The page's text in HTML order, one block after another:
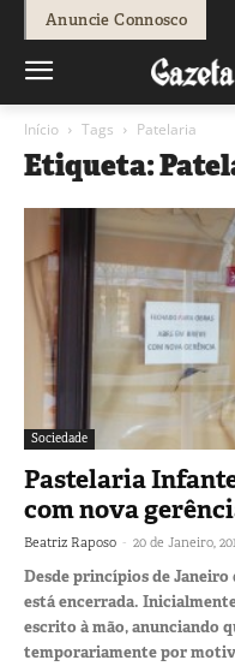
Anuncie Connosco
Início Tags Patelaria
Etiqueta:
Sociedade
Pastelaria
com nova
Beatriz Raposo - 20 de Janeiro,
Desde princípios de
está encerrada.
escrito à mão, anunciando
temporariamente por